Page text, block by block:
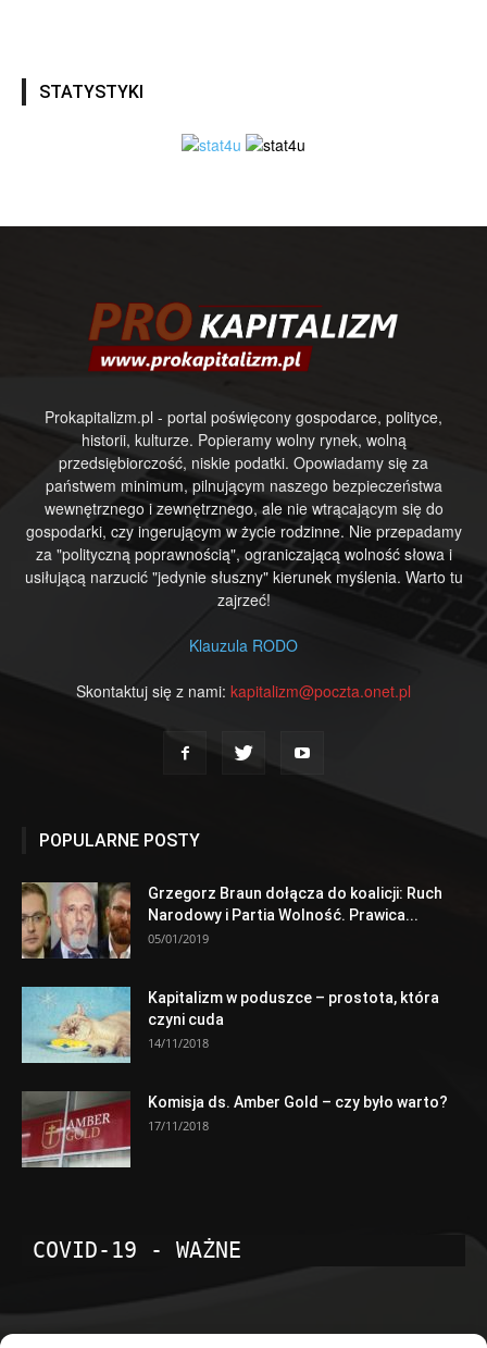
STATYSTYKI
Prokapitalizm.pl - portal poświęcony gospodarce, polityce,
historii, kulturze. Popieramy wolny rynek, wolną
przedsiębiorczość, niskie podatki. Opowiadamy się za
państwem minimum, pilnującym naszego bezpieczeństwa
wewnętrznego i zewnętrznego, ale nie wtrącającym się do
gospodarki, czy ingerującym w życie rodzinne. Nie przepadamy
za "polityczną poprawnością", ograniczającą wolność słowa i
usiłującą narzucić "jedynie słuszny" kierunek myślenia. Warto tu
zajrzeć!
Klauzula RODO
Skontaktuj się z nami: kapitalizm@poczta.onet.pl
POPULARNE POSTY
Grzegorz Braun dołącza do koalicji: Ruch
Narodowy i Partia Wolność. Prawica...
05/01/2019
Kapitalizm w poduszce – prostota, która
czyni cuda
14/11/2018
Komisja ds. Amber Gold – czy było warto?
17/11/2018
COVID-19 - WAŻNE